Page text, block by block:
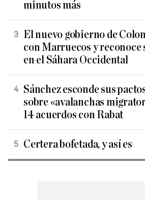
minutos más
El nuevo gobierno de
con Marruecos y reconoce
en el Sáhara Occidental
Sánchez esconde sus
sobre «avalanchas
14 acuerdos con Rabat
Certera bofetada, y así es